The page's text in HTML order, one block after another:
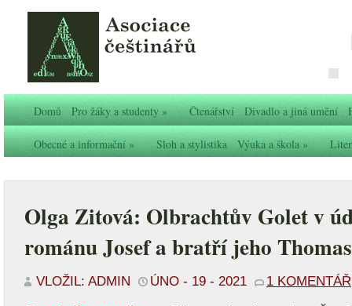
Domů Pro žáky a studenty» Čtenářství Divadlo a jiná umění
Obecné a informační» Sloh a stylistika Výuka a škola»
Olga Zitová: Olbrachtův Golet v
románu Josef a bratří jeho
VLOŽIL: ADMIN ÚNO - 19 - 2021 1 KOMENTÁŘ